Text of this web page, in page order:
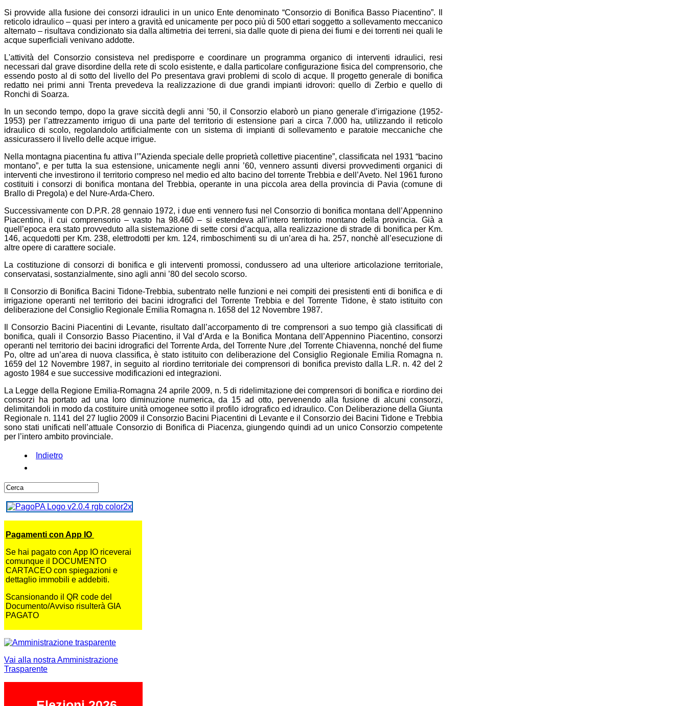
Si provvide alla fusione dei consorzi idraulici in un unico Ente denominato “Consorzio di Bonifica Basso Piacentino”. Il
reticolo idraulico – quasi per intero a gravità ed unicamente per poco più di 500 ettari soggetto a sollevamento meccanico
alternato – risultava condizionato sia dalla altimetria dei terreni, sia dalle quote di piena dei fiumi e dei torrenti nei quali le
acque superficiali venivano addotte.
L'attività del Consorzio consisteva nel predisporre e coordinare un programma organico di interventi idraulici, resi
necessari dal grave disordine della rete di scolo esistente, e dalla particolare configurazione fisica del comprensorio, che
essendo posto al di sotto del livello del Po presentava gravi problemi di scolo di acque. Il progetto generale di bonifica
redatto nei primi anni Trenta prevedeva la realizzazione di due grandi impianti idrovori: quello di Zerbio e quello di
Ronchi di Soarza.
In un secondo tempo, dopo la grave siccità degli anni ’50, il Consorzio elaborò un piano generale d’irrigazione (1952-
1953) per l’attrezzamento irriguo di una parte del territorio di estensione pari a circa 7.000 ha, utilizzando il reticolo
idraulico di scolo, regolandolo artificialmente con un sistema di impianti di sollevamento e paratoie meccaniche che
assicurassero il livello delle acque irrigue.
Nella montagna piacentina fu attiva l’”Azienda speciale delle proprietà collettive piacentine”, classificata nel 1931 “bacino
montano”, e per tutta la sua estensione, unicamente negli anni ’60, vennero assunti diversi provvedimenti organici di
interventi che investirono il territorio compreso nel medio ed alto bacino del torrente Trebbia e dell’Aveto. Nel 1961 furono
costituiti i consorzi di bonifica montana del Trebbia, operante in una piccola area della provincia di Pavia (comune di
Brallo di Pregola) e del Nure-Arda-Chero.
Successivamente con D.P.R. 28 gennaio 1972, i due enti vennero fusi nel Consorzio di bonifica montana dell’Appennino
Piacentino, il cui comprensorio – vasto ha 98.460 – si estendeva all’intero territorio montano della provincia. Già a
quell’epoca era stato provveduto alla sistemazione di sette corsi d’acqua, alla realizzazione di strade di bonifica per Km.
146, acquedotti per Km. 238, elettrodotti per km. 124, rimboschimenti su di un’area di ha. 257, nonchè all’esecuzione di
altre opere di carattere sociale.
La costituzione di consorzi di bonifica e gli interventi promossi, condussero ad una ulteriore articolazione territoriale,
conservatasi, sostanzialmente, sino agli anni ’80 del secolo scorso.
Il Consorzio di Bonifica Bacini Tidone-Trebbia, subentrato nelle funzioni e nei compiti dei presistenti enti di bonifica e di
irrigazione operanti nel territorio dei bacini idrografici del Torrente Trebbia e del Torrente Tidone, è stato istituito con
deliberazione del Consiglio Regionale Emilia Romagna n. 1658 del 12 Novembre 1987.
Il Consorzio Bacini Piacentini di Levante, risultato dall’accorpamento di tre comprensori a suo tempo già classificati di
bonifica, quali il Consorzio Basso Piacentino, il Val d’Arda e la Bonifica Montana dell’Appennino Piacentino, consorzi
operanti nel territorio dei bacini idrografici del Torrente Arda, del Torrente Nure ,del Torrente Chiavenna, nonché del fiume
Po, oltre ad un’area di nuova classifica, è stato istituito con deliberazione del Consiglio Regionale Emilia Romagna n.
1659 del 12 Novembre 1987, in seguito al riordino territoriale dei comprensori di bonifica previsto dalla L.R. n. 42 del 2
agosto 1984 e sue successive modificazioni ed integrazioni.
La Legge della Regione Emilia-Romagna 24 aprile 2009, n. 5 di ridelimitazione dei comprensori di bonifica e riordino dei
consorzi ha portato ad una loro diminuzione numerica, da 15 ad otto, pervenendo alla fusione di alcuni consorzi,
delimitandoli in modo da costituire unità omogenee sotto il profilo idrografico ed idraulico. Con Deliberazione della Giunta
Regionale n. 1141 del 27 luglio 2009 il Consorzio Bacini Piacentini di Levante e il Consorzio dei Bacini Tidone e Trebbia
sono stati unificati nell’attuale Consorzio di Bonifica di Piacenza, giungendo quindi ad un unico Consorzio competente
per l’intero ambito provinciale.
Indietro
Pagamenti con App IO
Se hai pagato con App IO riceverai
comunque il DOCUMENTO
CARTACEO con spiegazioni e
dettaglio immobili e addebiti.
Scansionando il QR code del
Documento/Avviso risulterà GIA
PAGATO
Vai alla nostra Amministrazione
Trasparente